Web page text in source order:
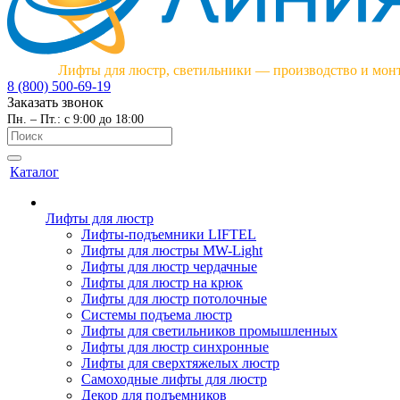
Лифты для люстр, светильники — производство и
8 (800) 500-69-19
Заказать звонок
Пн. – Пт.: с 9:00 до 18:00
Каталог
Лифты для люстр
Лифты-подъемники LIFTEL
Лифты для люстры MW-Light
Лифты для люстр чердачные
Лифты для люстр на крюк
Лифты для люстр потолочные
Системы подъема люстр
Лифты для светильников промышленных
Лифты для люстр синхронные
Лифты для сверхтяжелых люстр
Самоходные лифты для люстр
Декор для подъемников